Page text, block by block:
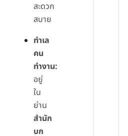
สะดวก
สบาย
ทำเล
คน
ทำงาน:
อยู่
ใน
ย่าน
สำนัก
บก